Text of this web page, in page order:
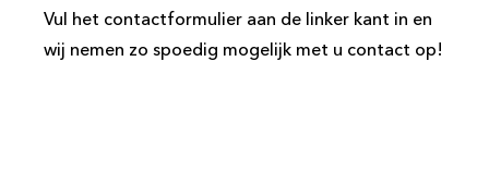
Vul het contactformulier aan de linker kant in en
wij nemen zo spoedig mogelijk met u contact op!